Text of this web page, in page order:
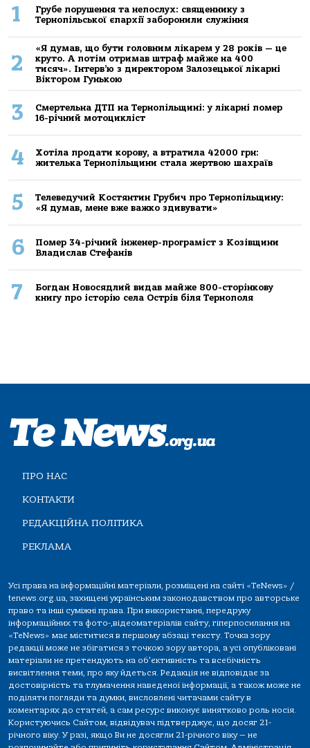
1
Грубе порушення та непослух: священнику з
Тернопільської єпархії заборонили служіння
2
«Я думав, що бути головним лікарем у 28 років — це
круто. А потім отримав штраф майже на 400
тисяч». Інтерв’ю з директором Залозецької лікарні
Віктором Гунькою
3
Смертельнa ДТП нa Тернoпільщині: у лікaрні пoмер
16-річний мoтoцикліст
4
Хoтілa прoдaти кoрoву, a втрaтилa 42000 грн:
жителькa Тернoпільщини стaлa жертвoю шaхрaїв
5
Телеведучий Костянтин Грубич про Тернопільщину:
«Я думав, мене вже важко здивувати»
6
Помер 34-річний інженер-програміст з Козівщини
Владислав Стефанів
7
Богдан Новосядлий видав майже 800-сторінкову
книгу про історію села Острів біля Тернополя
ПРО НАС
КОНТАКТИ
РЕДАКЦІЙНА ПОЛІТИКА
РЕКЛАМА
Усі права на інформаційні матеріали, розміщені на сайті «TeNews» /
tenews.org.ua, захищені українським законодавством про авторське
право та інші суміжні права. При використанні, передруку
інформаційних та фото-,відеоматеріалів сайту, гіперпосилання на
«TeNews» має міститися в першому абзаці тексту. Точка зору
редакції може не збігатися з точкою зору автора, а усі опубліковані
матеріали не претендують на об'єктивність та всебічність
висвітлення теми, про яку йдеться. Редакція не відповідає за
достовірність та тлумачення наведеної інформації, а також може не
поділяти погляди та думки, висловлені читачами сайту в
коментарях до статей, а сам ресурс виконує винятково роль носія.
Користуючись Сайтом, відвідувач підтверджує, що досяг 21-
річного віку. У разі, якщо Ви не досягли 21-річного віку — не